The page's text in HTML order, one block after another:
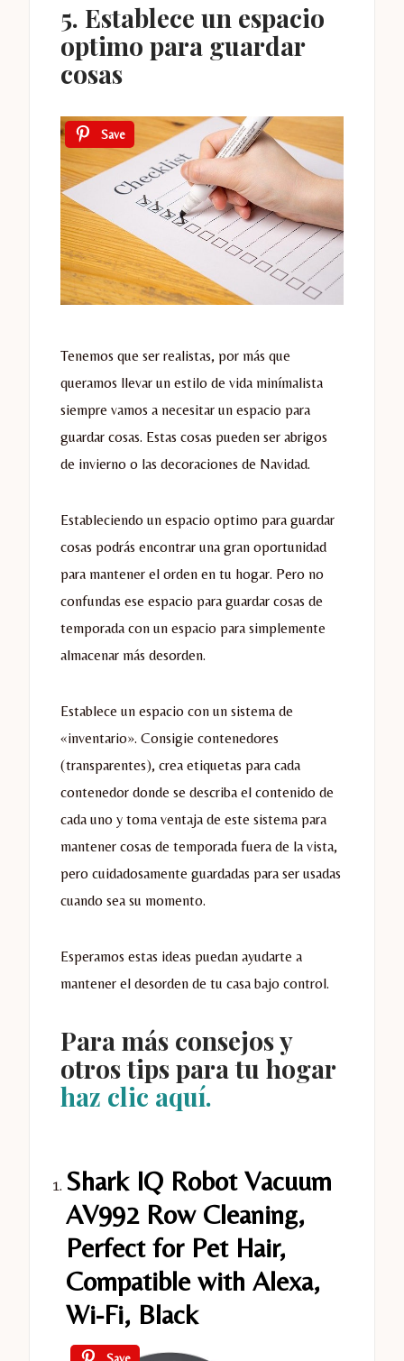
5. Establece un espacio
optimo para guardar
cosas
Save
Tenemos que ser realistas, por más que
queramos llevar un estilo de vida minímalista
siempre vamos a necesitar un espacio para
guardar cosas. Estas cosas pueden ser abrigos
de invierno o las decoraciones de Navidad.
Estableciendo un espacio optimo para guardar
cosas podrás encontrar una gran oportunidad
para mantener el orden en tu hogar. Pero no
confundas ese espacio para guardar cosas de
temporada con un espacio para simplemente
almacenar más desorden.
Establece un espacio con un sistema de
«inventario». Consigie contenedores
(transparentes), crea etiquetas para cada
contenedor donde se describa el contenido de
cada uno y toma ventaja de este sistema para
mantener cosas de temporada fuera de la vista,
pero cuidadosamente guardadas para ser usadas
cuando sea su momento.
Esperamos estas ideas puedan ayudarte a
mantener el desorden de tu casa bajo control.
Para más consejos y
otros tips para tu hogar
haz clic aquí.
Shark IQ Robot Vacuum
AV992 Row Cleaning,
Perfect for Pet Hair,
Compatible with Alexa,
Wi-Fi, Black